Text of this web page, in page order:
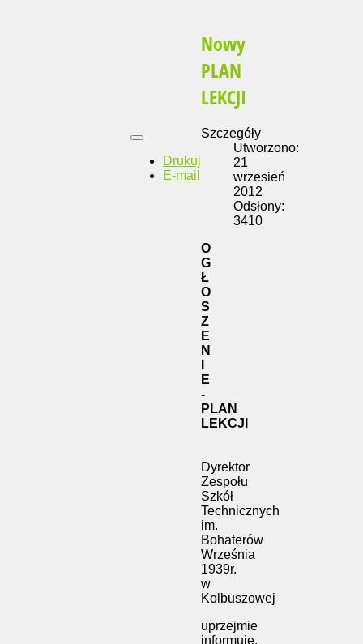
Nowy
PLAN
LEKCJI
Drukuj
E-mail
Szczegóły
Utworzono:
21
wrzesień
2012
Odsłony:
3410
O
G
Ł
O
S
Z
E
N
E
-
PLAN
LEKCJI
Dyrektor
Zespołu
Szkół
Technicznych
im.
Bohaterów
Września
1939r.
w
Kolbuszowej
uprzejmie
informuje,